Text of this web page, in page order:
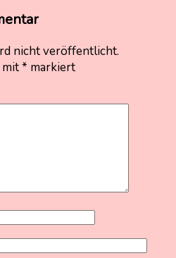
nicht veröffentlicht.
* markiert